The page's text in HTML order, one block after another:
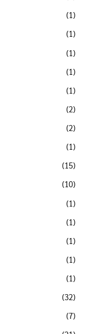
(1)
(1)
(1)
(1)
(1)
(2)
(2)
(1)
(15)
(10)
(1)
(1)
(1)
(1)
(1)
(32)
(7)